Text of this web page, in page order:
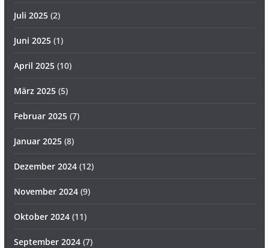
Juli 2025(2)
Juni 2025(1)
April 2025(10)
März 2025(5)
Februar 2025(7)
Januar 2025(8)
Dezember 2024(12)
November 2024(9)
Oktober 2024(11)
September 2024(7)